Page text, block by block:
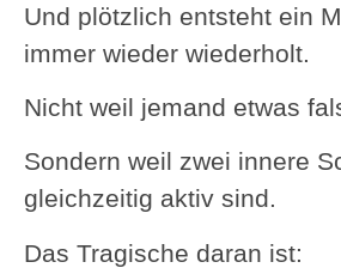
Und plötzlich entsteht ein
immer wieder wiederholt.
Nicht weil jemand etwas
Sondern weil zwei innere
gleichzeitig aktiv sind.
Das Tragische daran ist: